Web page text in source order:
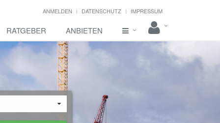
ANMELDEN DATENSCHUTZ IMPRESSUM
RATGEBER ANBIETEN